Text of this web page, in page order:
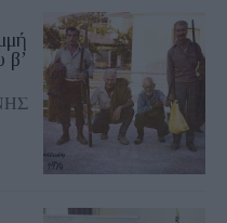
β’